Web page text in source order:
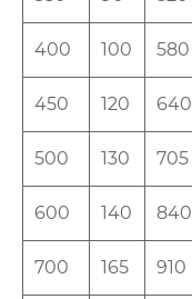
400 100 580
450 120 640
500 130 705
600 140 840
700 165 910